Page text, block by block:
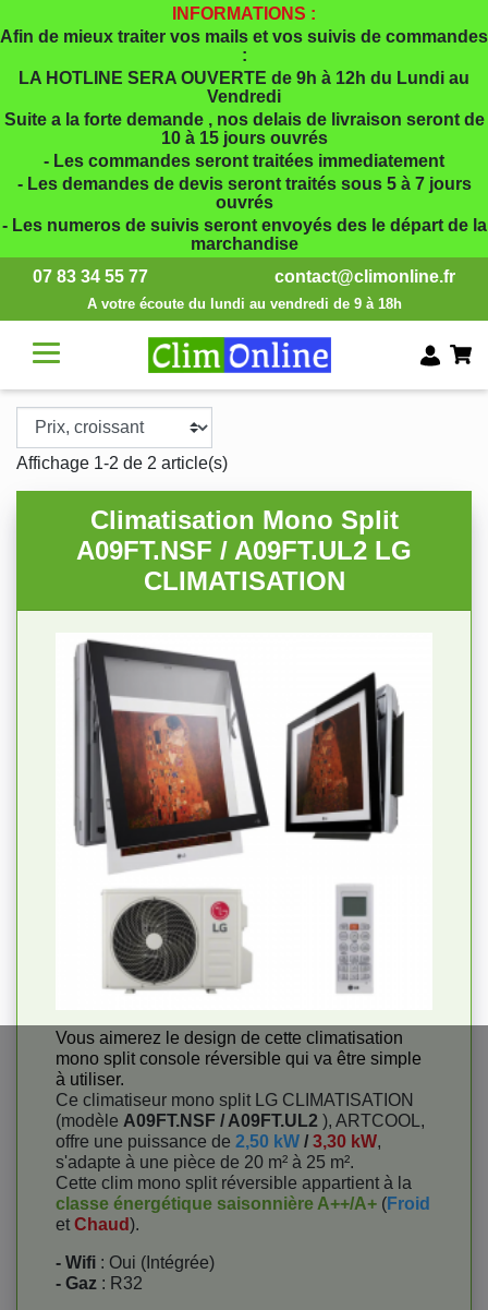
INFORMATIONS :
Afin de mieux traiter vos mails et vos suivis de commandes
:
LA HOTLINE SERA OUVERTE de 9h à 12h du Lundi au
Vendredi
Suite a la forte demande , nos delais de livraison seront de
10 à 15 jours ouvrés
- Les commandes seront traitées immediatement
- Les demandes de devis seront traités sous 5 à 7 jours
ouvrés
- Les numeros de suivis seront envoyés des le départ de la
marchandise
07 83 34 55 77
A votre écoute du lundi au vendredi de 9 à 18h
contact@climonline.fr
Affichage 1-2 de 2 article(s)
Climatisation Mono Split
A09FT.NSF / A09FT.UL2 LG
CLIMATISATION
Vous aimerez le design de cette climatisation
mono split console réversible qui va être simple
à utiliser.
Ce climatiseur mono split LG CLIMATISATION
(modèle A09FT.NSF / A09FT.UL2 ), ARTCOOL,
offre une puissance de 2,50 kW / 3,30 kW,
s'adapte à une pièce de 20 m² à 25 m².
Cette clim mono split réversible appartient à la
classe énergétique saisonnière A++/A+ (Froid
et Chaud).
- Wifi : Oui (Intégrée)
- Gaz : R32